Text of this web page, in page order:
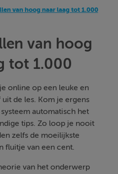
van hoog naar laag tot 1.000
van hoog
tot 1.000
online op een leuke en
de les. Kom je ergens
automatisch het
tips. Zo loop je nooit
zelfs de moeilijkste
fluitje van een cent.
van het onderwerp